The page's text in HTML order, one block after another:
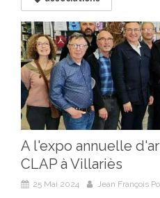
A l'expo annuelle
CLAP à Villariès
25 Mai 2024 Jean François